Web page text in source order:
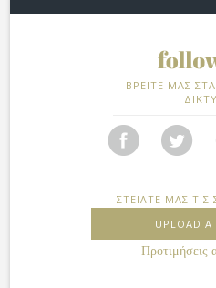
ΒΡΕΙΤΕ ΜΑΣ
ΣΤΕΙΛΤΕ ΜΑΣ ΤΙΣ
UPLOAD A
Προτιμήσεις